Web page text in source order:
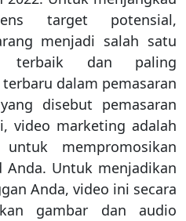
target potensial,
menjadi salah satu
terbaik dan paling
dalam pemasaran
disebut pemasaran
video marketing adalah
mempromosikan
Anda. Untuk menjadikan
Anda, video ini secara
gambar dan audio